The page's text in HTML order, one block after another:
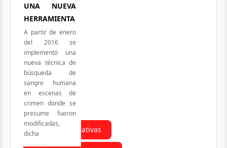
Todas las Iniciativas
UNA NUEVA
HERRAMIENTA
A partir de enero
del 2016 se
implementó una
nueva técnica de
búsqueda de
sangre humana
en escenas de
crimen donde se
presume fueron
modificadas,
dicha